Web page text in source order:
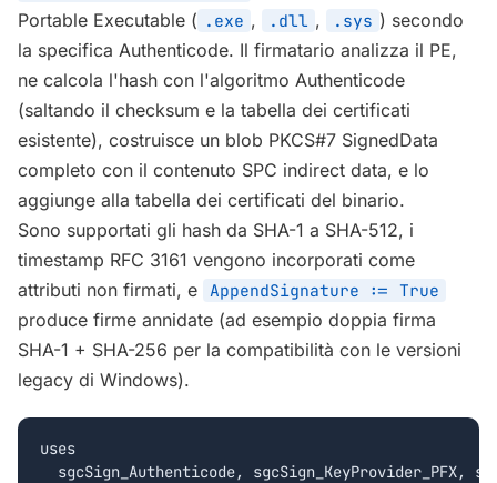
Portable Executable ( .exe , .dll , .sys ) secondo
la specifica Authenticode. Il firmatario analizza il PE,
ne calcola l'hash con l'algoritmo Authenticode
(saltando il checksum e la tabella dei certificati
esistente), costruisce un blob PKCS#7 SignedData
completo con il contenuto SPC indirect data, e lo
aggiunge alla tabella dei certificati del binario.
Sono supportati gli hash da SHA-1 a SHA-512, i
timestamp RFC 3161 vengono incorporati come
attributi non firmati, e AppendSignature := True
produce firme annidate (ad esempio doppia firma
SHA-1 + SHA-256 per la compatibilità con le versioni
legacy di Windows).
uses
sgcSign_Authenticode, sgcSign_KeyProvider_PFX,